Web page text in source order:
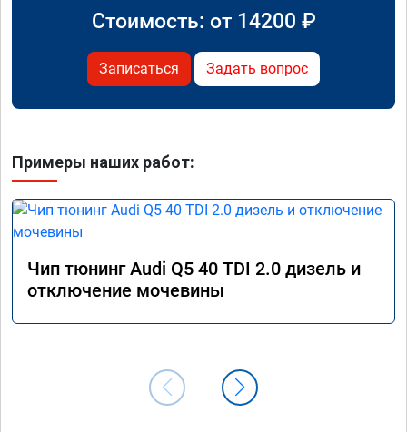
Стоимость: от 14200 ₽
Записаться Задать вопрос
Примеры наших работ:
Чип тюнинг Audi Q5 40 TDI 2.0 дизель и
отключение мочевины